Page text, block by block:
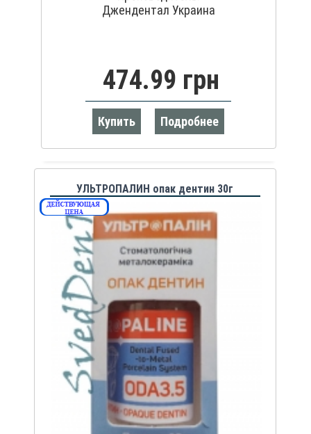
Джендентал Украина
474.99 грн
Купить Подробнее
УЛЬТРОПАЛИН опак дентин 30г